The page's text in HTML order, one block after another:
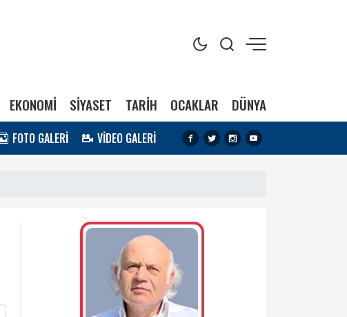
EKONOMİ SİYASET TARİH OCAKLAR DÜNYA
FOTO GALERİ VİDEO GALERİ